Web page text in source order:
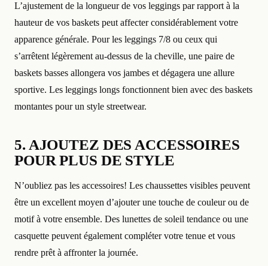
L’ajustement de la longueur de vos leggings par rapport à la
hauteur de vos baskets peut affecter considérablement votre
apparence générale. Pour les leggings 7/8 ou ceux qui
s’arrêtent légèrement au-dessus de la cheville, une paire de
baskets basses allongera vos jambes et dégagera une allure
sportive. Les leggings longs fonctionnent bien avec des baskets
montantes pour un style streetwear.
5. AJOUTEZ DES ACCESSOIRES
POUR PLUS DE STYLE
N’oubliez pas les accessoires! Les chaussettes visibles peuvent
être un excellent moyen d’ajouter une touche de couleur ou de
motif à votre ensemble. Des lunettes de soleil tendance ou une
casquette peuvent également compléter votre tenue et vous
rendre prêt à affronter la journée.